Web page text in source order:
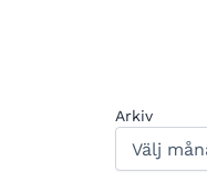
Arkiv